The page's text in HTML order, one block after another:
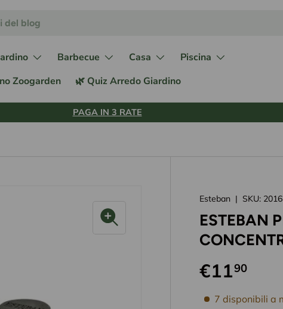
Barbecue Casa
Piscina
Zoogarden 🌿 Quiz Arredo Giardino
PAGA IN 3 RATE
Esteban | SKU:
ESTEBAN
€1190
disponibilità
7 disponibili a